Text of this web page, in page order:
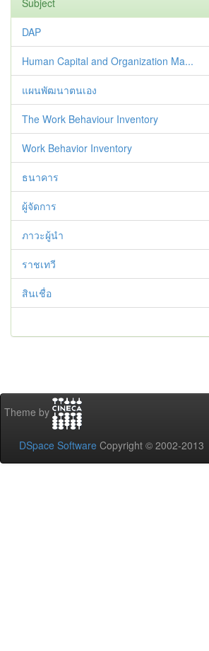
Subject
DAP
Human Capital and Organization Ma...
แผนพัฒนาตนเอง
The Work Behaviour Inventory
Work Behavior Inventory
ธนาคาร
ผู้จัดการ
ภาวะผู้นำ
ราชเทวี
สินเชื่อ
Theme by
DSpace Software Copyright © 2002-2013